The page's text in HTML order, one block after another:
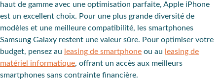
haut de gamme avec une optimisation parfaite, Apple iPhone
est un excellent choix. Pour une plus grande diversité de
modèles et une meilleure compatibilité, les smartphones
Samsung Galaxy restent une valeur sûre. Pour optimiser votre
budget, pensez au leasing de smartphone ou au leasing de
matériel informatique, offrant un accès aux meilleurs
smartphones sans contrainte financière.